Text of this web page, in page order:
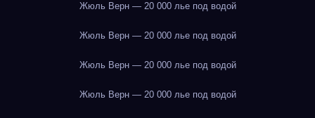
Жюль Верн — 20 000 лье под водой
Жюль Верн — 20 000 лье под водой
Жюль Верн — 20 000 лье под водой
Жюль Верн — 20 000 лье под водой